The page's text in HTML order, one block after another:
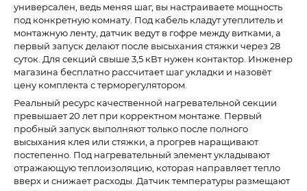
универсален, ведь меняя шаг, вы настраиваете мощность
под конкретную комнату. Под кабель кладут утеплитель и
монтажную ленту, датчик ведут в гофре между витками, а
первый запуск делают после высыхания стяжки через 28
суток. Для секций свыше 3,5 кВт нужен контактор. Инженер
магазина бесплатно рассчитает шаг укладки и назовёт
цену комплекта с терморегулятором.
Реальный ресурс качественной нагревательной секции
превышает 20 лет при корректном монтаже. Первый
пробный запуск выполняют только после полного
высыхания клея или стяжки, а прогрев наращивают
постепенно. Под нагревательный элемент укладывают
отражающую теплоизоляцию, которая направляет тепло
вверх и снижает расходы. Датчик температуры размещают